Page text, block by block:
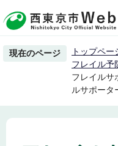
の
ー
先
頭
現在のページ トップペー
フレイル予
フレイルサ
ルサポータ